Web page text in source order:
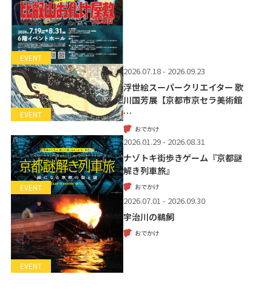
EVENT
EVENT
2026.07.18 - 2026.09.23
浮世絵スーパークリエイター 歌
川国芳展【京都市京セラ美術館
…
おでかけ
EVENT
2026.01.29 - 2026.08.31
ナゾトキ街歩きゲーム『京都謎
解き列車旅』
おでかけ
EVENT
2026.07.01 - 2026.09.30
宇治川の鵜飼
おでかけ